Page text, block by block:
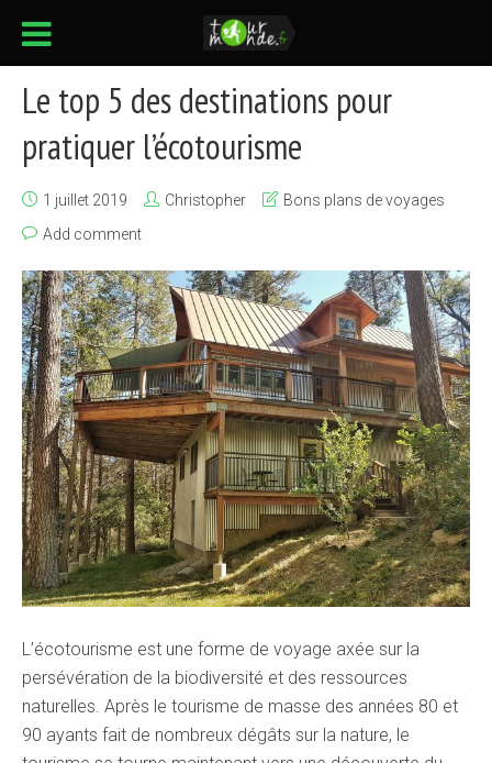
Le top 5 des destinations pour
pratiquer l’écotourisme
1 juillet 2019 Christopher
Bons plans de voyages
Add comment
L’écotourisme est une forme de voyage axée sur la
persévération de la biodiversité et des ressources
naturelles. Après le tourisme de masse des années 80 et
90 ayants fait de nombreux dégâts sur la nature, le